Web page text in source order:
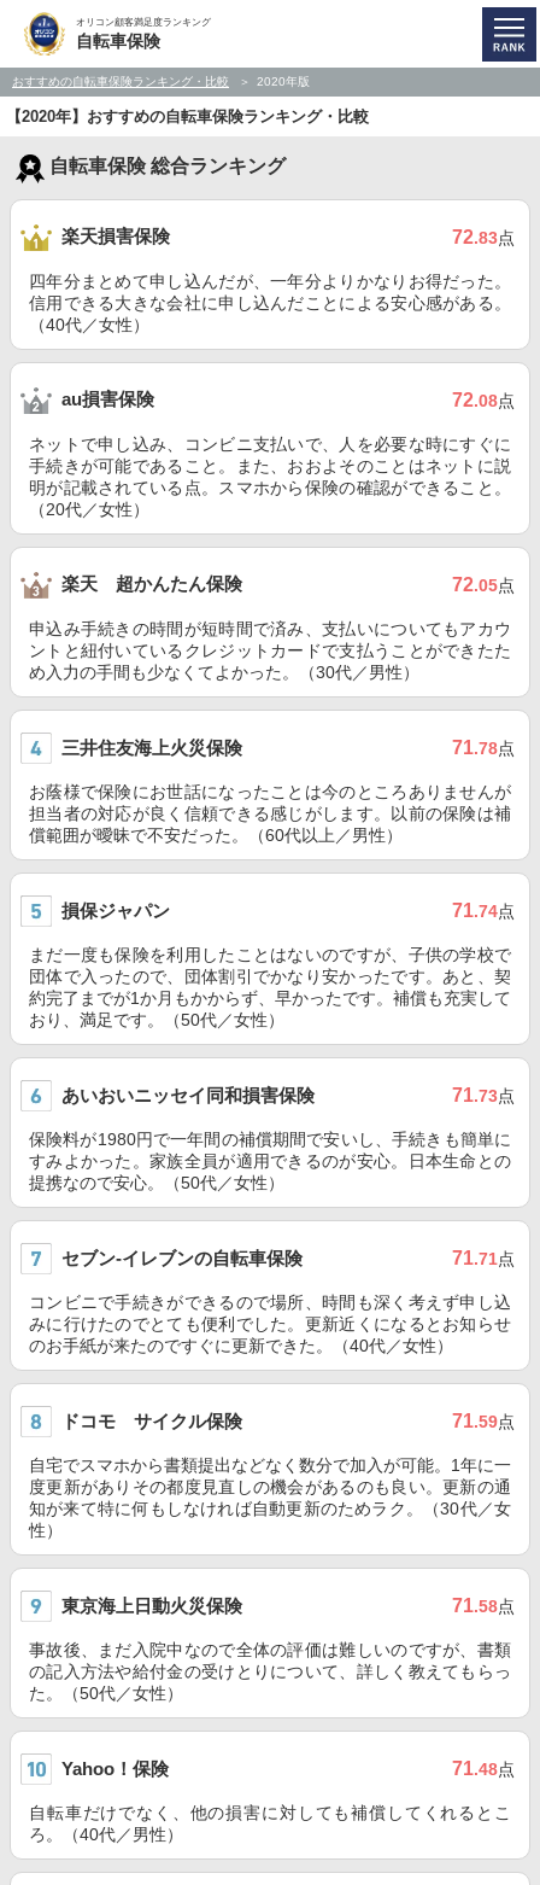
オリコン顧客満足度ランキング
自転車保険
おすすめの自転車保険ランキング・比較 2020年版
【2020年】おすすめの自転車保険ランキング・比較
自転車保険 総合ランキング
楽天損害保険 72.83点
四年分まとめて申し込んだが、一年分よりかなりお得だった。
信用できる大きな会社に申し込んだことによる安心感がある。
（40代／女性）
au損害保険 72.08点
ネットで申し込み、コンビニ支払いで、人を必要な時にすぐに
手続きが可能であること。また、おおよそのことはネットに説
明が記載されている点。スマホから保険の確認ができること。
（20代／女性）
楽天 超かんたん保険 72.05点
申込み手続きの時間が短時間で済み、支払いについてもアカウ
ントと紐付いているクレジットカードで支払うことができたた
め入力の手間も少なくてよかった。（30代／男性）
三井住友海上火災保険 71.78点
お蔭様で保険にお世話になったことは今のところありませんが
担当者の対応が良く信頼できる感じがします。以前の保険は補
償範囲が曖昧で不安だった。（60代以上／男性）
損保ジャパン 71.74点
まだ一度も保険を利用したことはないのですが、子供の学校で
団体で入ったので、団体割引でかなり安かったです。あと、契
約完了までが1か月もかからず、早かったです。補償も充実して
おり、満足です。（50代／女性）
あいおいニッセイ同和損害保険 71.73点
保険料が1980円で一年間の補償期間で安いし、手続きも簡単に
すみよかった。家族全員が適用できるのが安心。日本生命との
提携なので安心。（50代／女性）
セブン‐イレブンの自転車保険 71.71点
コンビニで手続きができるので場所、時間も深く考えず申し込
みに行けたのでとても便利でした。更新近くになるとお知らせ
のお手紙が来たのですぐに更新できた。（40代／女性）
ドコモ サイクル保険 71.59点
自宅でスマホから書類提出などなく数分で加入が可能。1年に一
度更新がありその都度見直しの機会があるのも良い。更新の通
知が来て特に何もしなければ自動更新のためラク。（30代／女
性）
東京海上日動火災保険 71.58点
事故後、まだ入院中なので全体の評価は難しいのですが、書類
の記入方法や給付金の受けとりについて、詳しく教えてもらっ
た。（50代／女性）
Yahoo！保険 71.48点
自転車だけでなく、他の損害に対しても補償してくれるとこ
ろ。（40代／男性）